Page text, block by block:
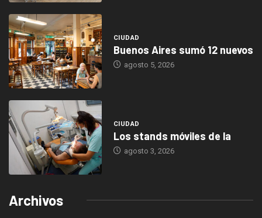
CIUDAD
Buenos Aires sumó 12 nuevos
agosto 5, 2026
CIUDAD
Los stands móviles de la
agosto 3, 2026
Archivos